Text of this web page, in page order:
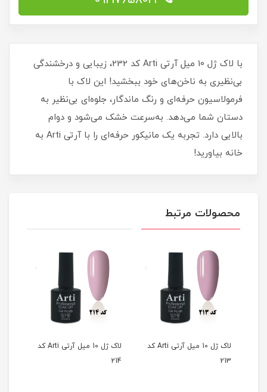
با لاک ژل 10 میل آرتی Arti کد 232، زیبایی و درخشندگی
بی‌نظیری به ناخن‌های خود ببخشید! این لاک با
فرمولاسیون حرفه‌ای و رنگ ماندگار، جلوه‌ای بی‌نظیر به
دستان شما می‌دهد. به‌سرعت خشک می‌شود و دوام
بالایی دارد. تجربه‌ یک مانیکور حرفه‌ای را با آرتی Arti به
خانه بیاورید!
محصولات مرتبط
لاک ژل 10 میل آرتی Arti کد
213
لاک ژل 10 میل آرتی Arti کد
214